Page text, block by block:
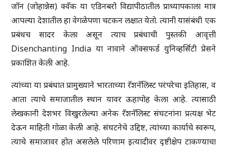
जॉन (जोहान्नेस) क्वॅक या एडिनबरो विद्यापीठातील प्राध्यापकाला मात्र
आपल्या देशातील हा वेगळेपणा चटकन लक्षात येतो. त्यानी यासंबंधी एक
प्रबंधच सादर केला असून त्याच प्रबंधाची पुस्तकी आवृत्ती
Disenchanting India या नावाने ऑक्सफर्ड युनिव्हर्सिटी प्रेसने
प्रकाशित केली आहे.
त्यांच्या या प्रबंधात प्रामुख्याने भारताच्या रॅशनॅलिस्ट परंपरेचा इतिहास, व
आता त्याचे समाजातील स्थान यावर ऊहापोह केला आहे. त्यासाठी
लेखकानी देशभर विखुरलेल्या अनेक रॅशनॅलिस्ट संघटनांना प्रत्यक्ष भेट
देऊन माहिती गोळा केली आहे. संघटनेचे उद्दिष्ट, त्यांच्या कार्याचे स्वरूप,
त्याचे समाजावर होत असलेले परिणाम इत्यादीवर दृष्टीक्षेप टाकण्याचा